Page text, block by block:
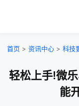
首页 > 资讯中心 > 科技
轻松上手!微
能